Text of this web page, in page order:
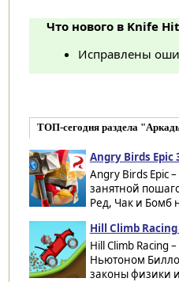
Что нового в Knife
Исправлены
ТОП-сегодня раздела
Angry Birds Epic
Angry Birds Epic
занятной
Ред, Чак и Бомб
Hill Climb
Hill Climb
Ньютоном
законы физики